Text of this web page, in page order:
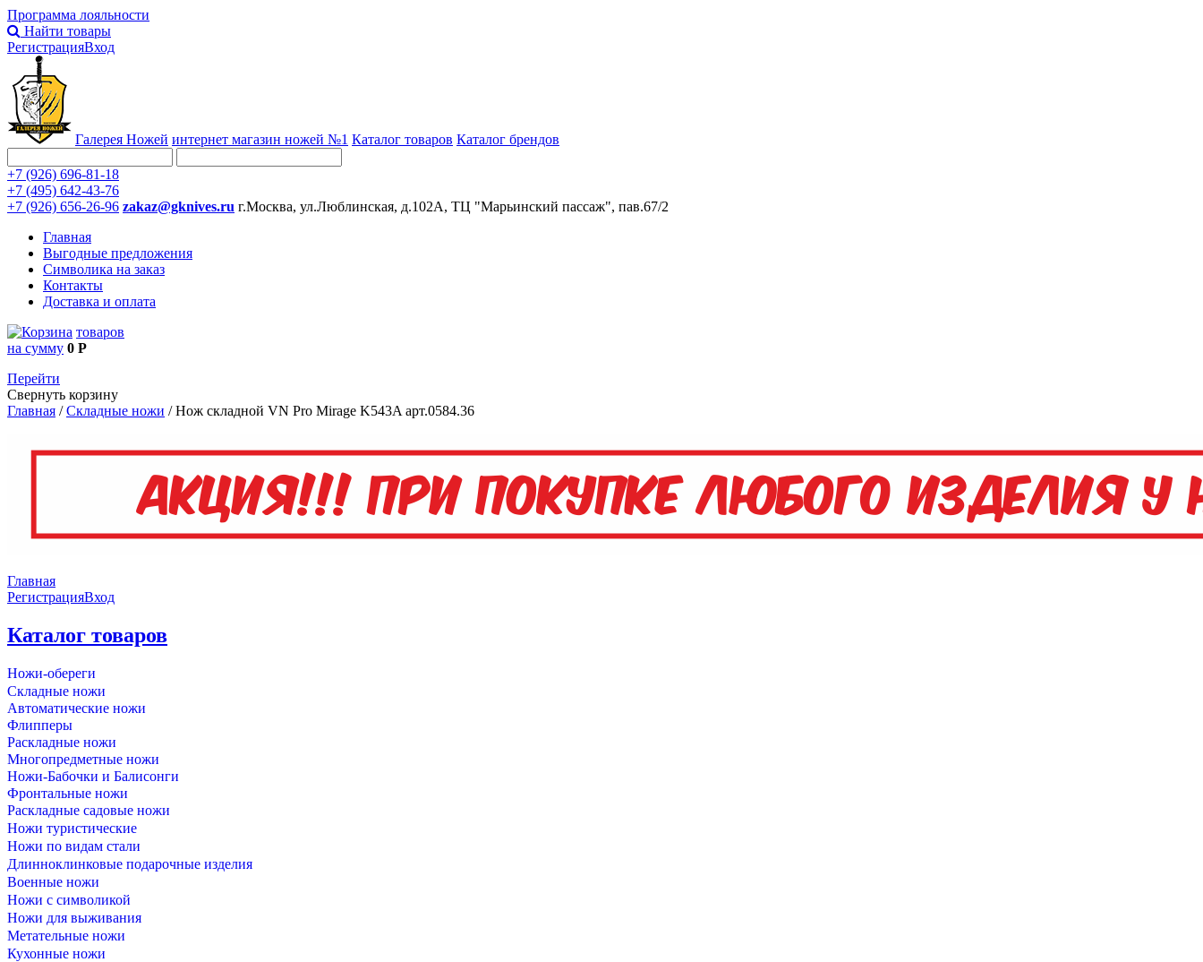
Программа лояльности
Найти товары
РегистрацияВход
Галерея Ножей интернет магазин ножей №1 Каталог товаров Каталог брендов
+7 (926) 696-81-18
+7 (495) 642-43-76
+7 (926) 656-26-96 zakaz@gknives.ru г.Москва, ул.Люблинская, д.102А, ТЦ "Марьинский пассаж", пав.67/2
Главная
Выгодные предложения
Символика на заказ
Контакты
Доставка и оплата
товаров
на сумму 0 Р
Перейти
Свернуть корзину
Главная /Складные ножи /Нож складной VN Pro Mirage K543A арт.0584.36
Главная
РегистрацияВход
Каталог товаров
Ножи-обереги
Складные ножи
Автоматические ножи
Флипперы
Раскладные ножи
Многопредметные ножи
Ножи-Бабочки и Балисонги
Фронтальные ножи
Раскладные садовые ножи
Ножи туристические
Ножи по видам стали
Длинноклинковые подарочные изделия
Военные ножи
Ножи с символикой
Ножи для выживания
Метательные ножи
Кухонные ножи